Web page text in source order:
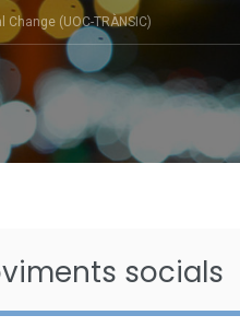
(UOC-TRÀNSIC)
socials